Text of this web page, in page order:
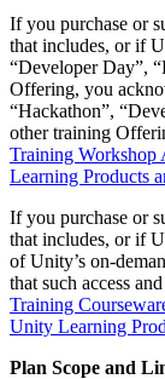
Juegos
Lanza grandes
Juegos XR
Lanza juegos XR
Juegos multijugador
Simplifica el
If you purchase or
that includes, or if
“Developer Day”,
Offering, you
“Hackathon”,
other training
Training Workshop
Learning Products
If you purchase or
that includes, or if
of Unity’s on-
that such access
Training
Unity Learning
Plan Scope and